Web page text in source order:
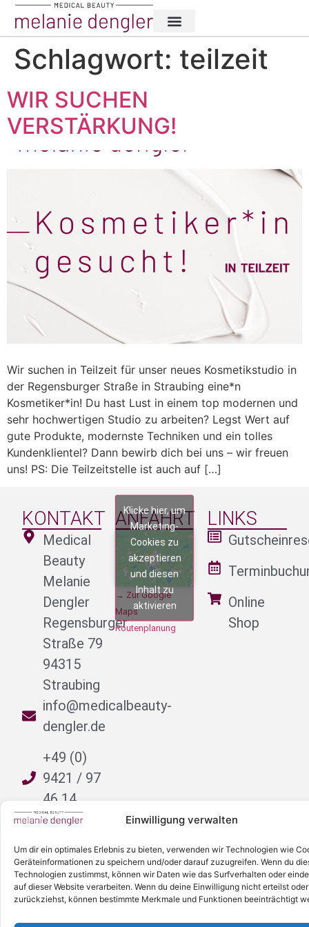
Einwilligung verwalten
Um dir ein optimales Erlebnis zu bieten, verwenden wir Technologien wie
Geräteinformationen zu speichern und/oder darauf zuzugreifen. Wenn du
Technologien zustimmst, können wir Daten wie das Surfverhalten oder
auf dieser Website verarbeiten. Wenn du deine Einwilligung nicht erteilst oder
zurückziehst, können bestimmte Merkmale und Funktionen beeinträchtigt
Schlagwort: teilzeit
WIR SUCHEN
VERSTÄRKUNG!
Wir suchen in Teilzeit für unser neues Kosmetikstudio in
der Regensburger Straße in Straubing eine*n
Kosmetiker*in! Du hast Lust in einem top modernen und
sehr hochwertigen Studio zu arbeiten? Legst Wert auf
gute Produkte, modernste Techniken und ein tolles
Kundenklientel? Dann bewirb dich bei uns – wir freuen
uns! PS: Die Teilzeitstelle ist auch auf […]
KONTAKT
Medical
Beauty
Melanie
Dengler
Regensburger
Straße 79
94315
Straubing
info@medicalbeauty-
dengler.de
+49 (0)
9421 / 97
46 14
ANFAHRT
Klicke hier, um
Marketing-
Cookies zu
akzeptieren
und diesen
Inhalt zu
aktivieren
→ Zur Google
Maps
Routenplanung
LINKS
Online
Shop
© 2026 Medical Beauty Dengler
AGBImpressumDatenschutz